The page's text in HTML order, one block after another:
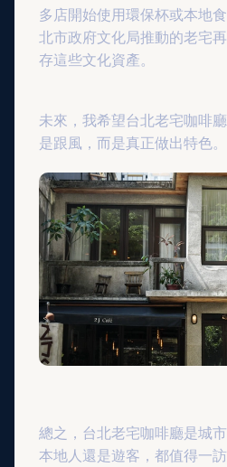
多店開始使用環保杯或本地
北市政府文化局推動的老宅
存這些文化資產。
未來，我希望台北老宅咖啡
是跟風，而是真正做出特色。
總之，台北老宅咖啡廳是城
本地人還是遊客，都值得一